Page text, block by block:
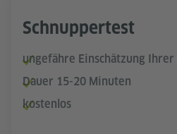
Schnuppertest
ungefähre Einschätzung
Dauer 15-20 Minuten
kostenlos